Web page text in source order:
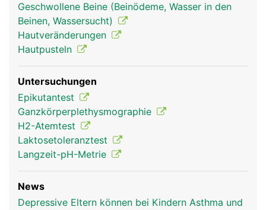
Geschwollene Beine (Beinödeme, Wasser in den
Beinen, Wassersucht)
Hautveränderungen
Hautpusteln
Untersuchungen
Epikutantest
Ganzkörperplethysmographie
H2-Atemtest
Laktosetoleranztest
Langzeit-pH-Metrie
News
Depressive Eltern können bei Kindern Asthma und